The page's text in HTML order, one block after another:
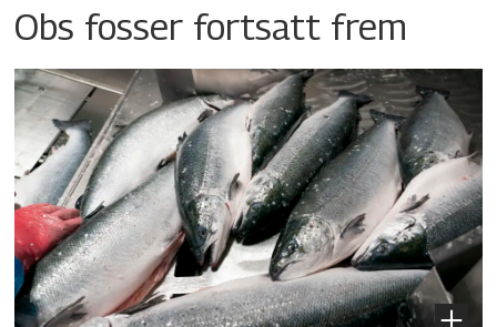
Obs fosser fortsatt frem